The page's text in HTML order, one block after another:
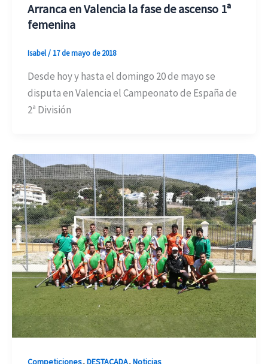
Arranca en Valencia la fase de ascenso 1ª
femenina
Isabel/ 17 de mayo de 2018
Desde hoy y hasta el domingo 20 de mayo se
disputa en Valencia el Campeonato de España de
2ª División
, ,